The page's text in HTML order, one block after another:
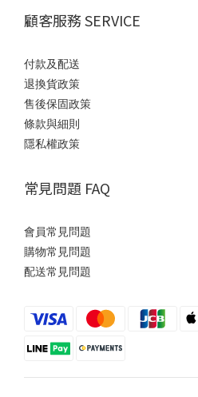
顧客服務 SERVICE
付款及配送
退換貨政策
售後保固政策
條款與細則
隱私權政策
常見問題 FAQ
會員常見問題
購物常見問題
配送常見問題